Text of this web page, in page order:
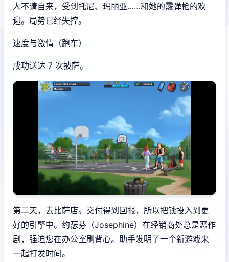
人不请自来，受到托尼、玛丽亚……和她的霰弹枪的欢
迎。局势已经失控。
速度与激情（跑车）
成功送达 7 次披萨。
第二天，去比萨店。交付得到回报，所以把钱投入到更
好的引擎中。约瑟芬（Josephine）在经销商处总是恶作
剧，强迫您在办公室刷背心。助手发明了一个新游戏来
一起打发时间。